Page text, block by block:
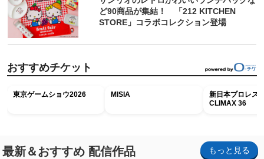
ど90商品が集結！ 「212 KITCHEN
STORE」コラボコレクション登場
おすすめチケット
東京ゲームショウ2026 MISIA
新日本プロレス
CLIMAX 36
最新＆おすすめ 配信作品 もっと見る